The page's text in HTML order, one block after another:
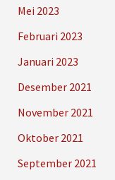
Mei 2023
Februari 2023
Januari 2023
Desember 2021
November 2021
Oktober 2021
September 2021